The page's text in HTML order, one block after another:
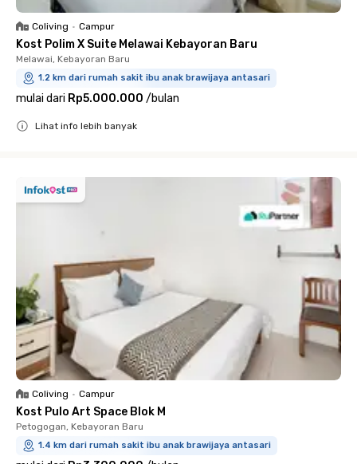
Coliving • Campur
Kost Polim X Suite Melawai Kebayoran Baru
Melawai, Kebayoran Baru
1.2 km dari rumah sakit ibu anak brawijaya antasari
mulai dari Rp5.000.000 /bulan
Lihat info lebih banyak
Coliving • Campur
Kost Pulo Art Space Blok M
Petogogan, Kebayoran Baru
1.4 km dari rumah sakit ibu anak brawijaya antasari